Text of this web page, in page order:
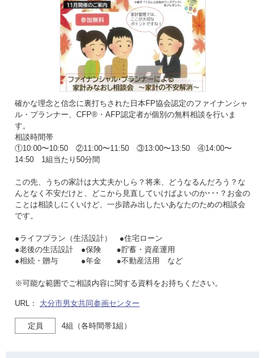
確かな理念と信念に裏打ちされた日本FP協会認定のファイナンシャ
ル・プランナー、CFP®・AFP認定者が個別の無料相談を行いま
す。
相談時間帯
①10:00〜10:50 ②11:00〜11:50 ③13:00〜13:50 ④14:00〜
14:50 1組当たり50分間
この先、うちの家計は大丈夫かしら？将来、どうなるんだろう？な
んとなく不安だけと、どこから見直していけばよいのか･･･？お金の
ことは相談しにくいけど、一歩踏み出したいあなたのための相談会
です。
●ライフプラン（生活設計） ●住宅ローン
●老後の生活設計 ●保険 ●貯蓄・資産運用
●相続・贈与 ●年金 ●不動産活用 など
※可能な範囲でご相談内容に関する資料をお持ちください。
URL： 大分市男女共同参画センター
定員 4組（各時間帯1組）